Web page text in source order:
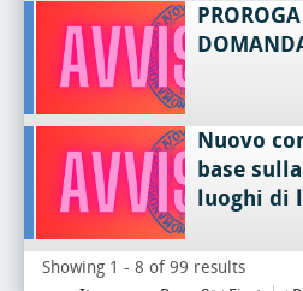
Nuovo
base
luoghi di
Showing 1 - 8 of 99 results